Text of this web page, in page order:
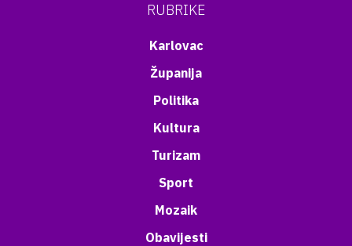
RUBRIKE
Karlovac
Županija
Politika
Kultura
Turizam
Sport
Mozaik
Obavijesti